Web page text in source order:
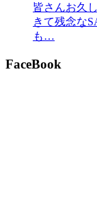
皆さんお久
きて残念な
も…
FaceBook